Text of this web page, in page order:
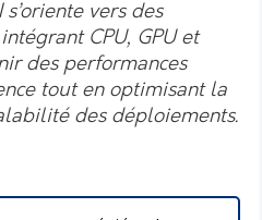
s’oriente vers des
CPU, GPU et
des performances
tout en optimisant la
des déploiements.